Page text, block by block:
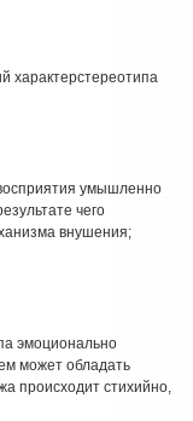
характерстереотипа
умышленно
чего
внушения;
эмоционально
может обладать
происходит стихийно,